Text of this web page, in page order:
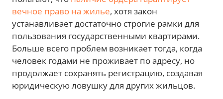
вечное право на жилье, хотя закон
устанавливает достаточно строгие рамки для
пользования государственными квартирами.
Больше всего проблем возникает тогда, когда
человек годами не проживает по адресу, но
продолжает сохранять регистрацию, создавая
юридическую ловушку для других жильцов.